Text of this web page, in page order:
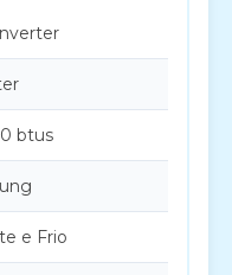
btus
e Frio